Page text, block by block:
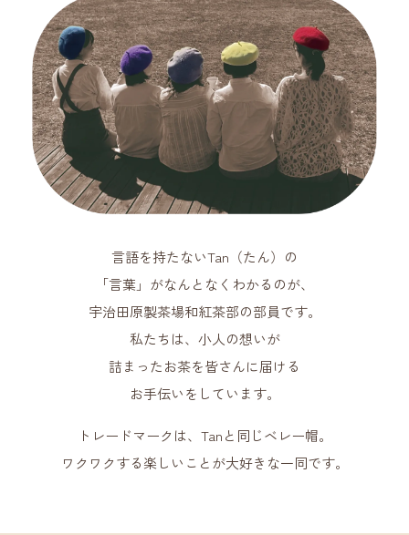
言語を持たないTan（たん）の
「言葉」がなんとなくわかるのが、
宇治田原製茶場和紅茶部の部員です。
私たちは、小人の想いが
詰まったお茶を皆さんに届ける
お手伝いをしています。
トレードマークは、Tanと同じベレー帽。
ワクワクする楽しいことが大好きな一同です。